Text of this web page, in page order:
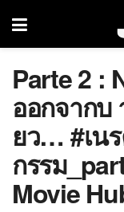
Parte 2 :
ออกจากบ
ยว… #เน
กรรม
Movie